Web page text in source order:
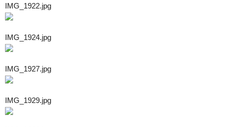
IMG_1922.jpg
IMG_1924.jpg
IMG_1927.jpg
IMG_1929.jpg